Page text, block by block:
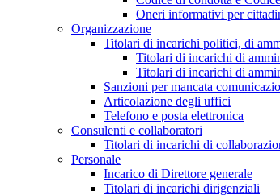
Oneri informativi per
Organizzazione
Titolari di incarichi politici, di
Titolari di incarichi di
Titolari di incarichi di
Sanzioni per mancata
Articolazione degli uffici
Telefono e posta elettronica
Consulenti e collaboratori
Titolari di incarichi di
Personale
Incarico di Direttore generale
Titolari di incarichi dirigenziali